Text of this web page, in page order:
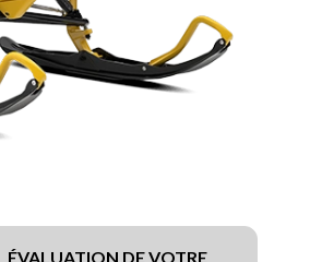
ÉVALUATION DE VOTRE